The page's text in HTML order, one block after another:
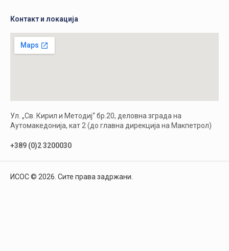
Контакт и локација
Ул. „Св. Кирил и Методиј“ бр.20, деловна зграда на
Аутомакедонија, кат 2 (до главна дирекција на Макпетрол)
+389 (0)2 3200030
ИСОС © 2026. Сите права задржани.